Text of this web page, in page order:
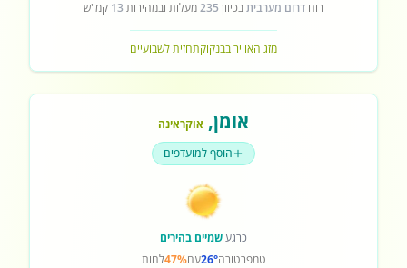
רוח דרום מערביתבכיוון 235מעלות ובמהירות 13 קמ"ש
מזג האוויר בבנקוקתחזית לשבועיים
אומן, אוקראינה
הוסף למועדפים
כרגעשמיים בהירים
טמפרטורה26°עם47%לחות